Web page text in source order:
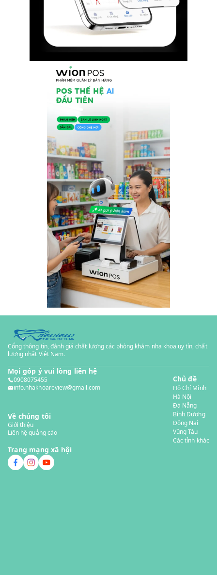
Cổng thông tin, đánh giá chất lượng các phòng khám nha khoa uy tín, chất
lượng nhất Việt Nam.
Mọi góp ý vui lòng liên hệ
0908075455
info.nhakhoareview@gmail.com
Về chúng tôi
Giới thiệu
Liên hệ quảng cáo
Trang mạng xã hội
Chủ đề
Hồ Chí Minh
Hà Nội
Đà Nẵng
Bình Dương
Đồng Nai
Vũng Tàu
Các tỉnh khác